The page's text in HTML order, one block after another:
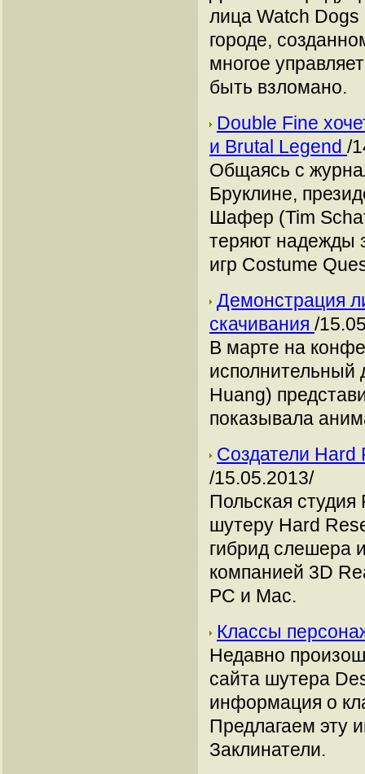
лица Watch Dogs
городе,
многое
быть взломано.
Double Fine
и Brutal Legend /
Общаясь с
Бруклине,
Шафер (Tim
теряют надежды
игр Costume
Демонстрация
скачивания /
В марте на
исполнительный
Huang)
показывала
Создатели
/15.05.2013/
Польская
шутеру Hard
гибрид слешера
компанией 3D
PC и Mac.
Классы
Недавно
сайта шутера
информация о
Предлагаем эту
Заклинатели.